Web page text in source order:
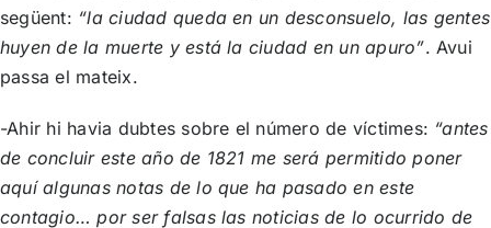
següent: “la ciudad queda en un desconsuelo, las gentes
huyen de la muerte y está la ciudad en un apuro”. Avui
passa el mateix.
-Ahir hi havia dubtes sobre el número de víctimes: “antes
de concluir este año de 1821 me será permitido poner
aquí algunas notas de lo que ha pasado en este
contagio… por ser falsas las noticias de lo ocurrido de